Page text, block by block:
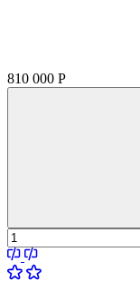
810 000 Р